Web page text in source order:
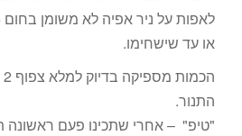
או עד שישחימו.
התנור.
"טיפ" – אחרי שתכינו פעם ראשונה